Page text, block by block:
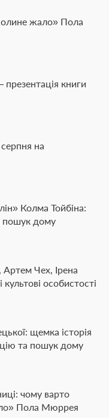
жало» Пола
книги
на
Колма Тойбіна:
пошук дому
Чех, Ірена
особистості
щемка історія
та пошук дому
чому варто
Пола Мюррея